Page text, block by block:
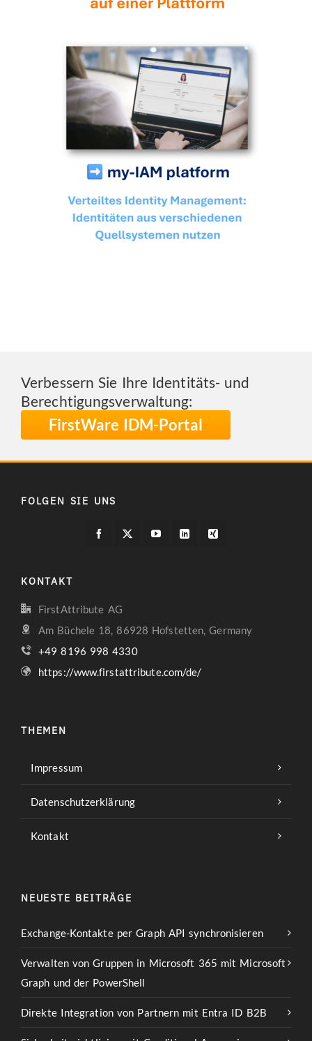
Verbessern Sie Ihre Identitäts- und
Berechtigungsverwaltung:
FirstWare IDM-Portal
FOLGEN SIE UNS
KONTAKT
FirstAttribute AG
Am Büchele 18, 86928 Hofstetten, Germany
+49 8196 998 4330
https://www.firstattribute.com/de/
THEMEN
Impressum
Datenschutzerklärung
Kontakt
NEUESTE BEITRÄGE
Exchange-Kontakte per Graph API synchronisieren
Verwalten von Gruppen in Microsoft 365 mit Microsoft
Graph und der PowerShell
Direkte Integration von Partnern mit Entra ID B2B